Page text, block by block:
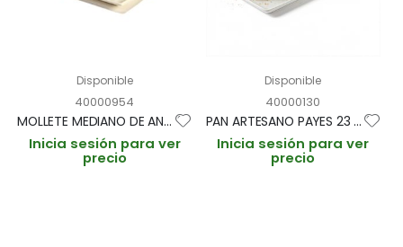
Disponible
40000954
MOLLETE MEDIANO DE ANTEQUERA 70gr BOLSA 4und (CAJA 25 BOLSAS)
Inicia sesión para ver
precio
Disponible
40000130
PAN ARTESANO PAYES 23 X 9cm/65gr PAQUETE 23und (CAJA 2 PAQUETES)
Inicia sesión para ver
precio